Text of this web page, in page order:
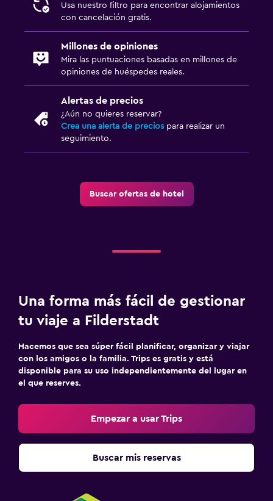
Usa nuestro filtro para encontrar alojamientos
con cancelación gratis.
Millones de opiniones
Mira las puntuaciones basadas en millones de
opiniones de huéspedes reales.
Alertas de precios
¿Aún no quieres reservar?
Crea una alerta de precios para realizar un
seguimiento.
Buscar ofertas de hotel
Una forma más fácil de gestionar
tu viaje a Filderstadt
Hacemos que sea súper fácil planificar, organizar y viajar
con los amigos o la familia. Trips es gratis y está
disponible para su uso independientemente del lugar en
el que reserves.
Empezar a usar Trips
Buscar mis reservas